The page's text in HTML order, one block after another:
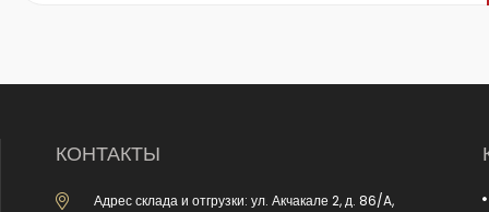
КОНТАКТЫ
Адрес склада и отгрузки: ул. Акчакале 2, д. 86/A,